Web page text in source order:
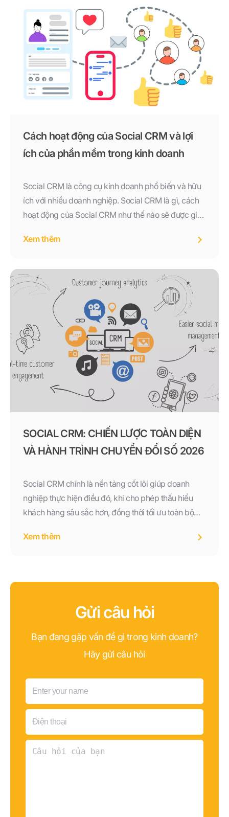
Cách hoạt động của Social CRM và lợi
ích của phần mềm trong kinh doanh
Social CRM là công cụ kinh doanh phổ biến và hữu
ích với nhiều doanh nghiệp. Social CRM là gì, cách
hoạt động của Social CRM như thế nào sẽ được giải
Xem thêm
SOCIAL CRM: CHIẾN LƯỢC TOÀN DIỆN
VÀ HÀNH TRÌNH CHUYỂN ĐỔI SỐ 2026
Social CRM chính là nền tảng cốt lõi giúp doanh
nghiệp thực hiện điều đó, khi cho phép thấu hiểu
khách hàng sâu sắc hơn, đồng thời tối ưu toàn bộ
chăm sóc sau bán.
Xem thêm
Gửi câu hỏi
Bạn đang gặp vấn đề gì trong kinh doanh?
Hãy gửi câu hỏi